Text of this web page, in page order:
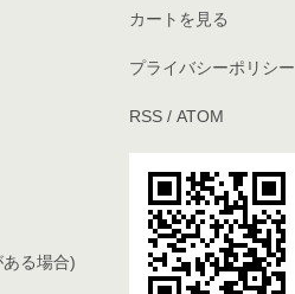
る場合)
カートを見る
プライバシーポリシー
RSS/ ATOM